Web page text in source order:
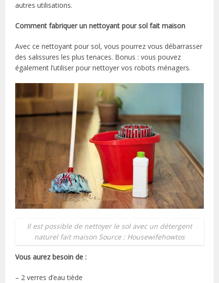
autres utilisations.
Comment fabriquer un nettoyant pour sol fait maison
Avec ce nettoyant pour sol, vous pourrez vous débarrasser
des salissures les plus tenaces. Bonus : vous pouvez
également l’utiliser pour nettoyer vos robots ménagers.
Il est possible de nettoyer le sol avec un détergent
naturel fait maison Source : Housewifehowtos
Vous aurez besoin de :
– 2 verres d’eau tiède